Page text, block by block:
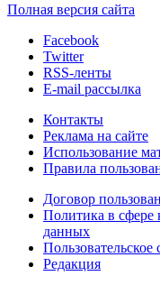
Полная версия сайта
Facebook
Twitter
RSS-ленты
E-mail рассылка
Контакты
Реклама на сайте
Использование
Правила
Договор
Политика в сфере
данных
Пользовательское
Редакция